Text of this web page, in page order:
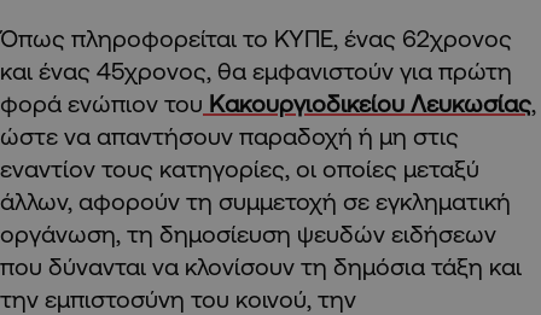
Όπως πληροφορείται το ΚΥΠΕ, ένας 62χρονος
και ένας 45χρονος, θα εμφανιστούν για πρώτη
φορά ενώπιον του Κακουργιοδικείου Λευκωσίας,
ώστε να απαντήσουν παραδοχή ή μη στις
εναντίον τους κατηγορίες, οι οποίες μεταξύ
άλλων, αφορούν τη συμμετοχή σε εγκληματική
οργάνωση, τη δημοσίευση ψευδών ειδήσεων
που δύνανται να κλονίσουν τη δημόσια τάξη και
την εμπιστοσύνη του κοινού, την